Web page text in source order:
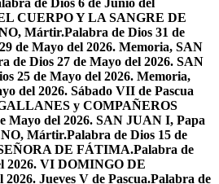
de Dios 6 de Junio del
CUERPO Y LA SANGRE DE
Mártir.Palabra de Dios 31 de
de Mayo del 2026. Memoria, SAN
de Dios 27 de Mayo del 2026. SAN
25 de Mayo del 2026. Memoria,
del 2026. Sábado VII de Pascua
y COMPAÑEROS
Mayo del 2026. SAN JUAN I, Papa
Mártir.Palabra de Dios 15 de
DE FÁTIMA.Palabra de
2026. VI DOMINGO DE
Jueves V de Pascua.Palabra de